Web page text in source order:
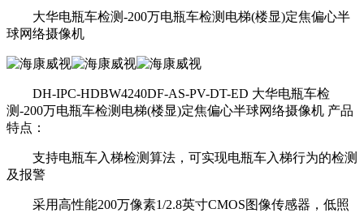
大华电瓶车检测-200万电瓶车检测电梯(楼显)定焦偏心半
球网络摄像机
DH-IPC-HDBW4240DF-AS-PV-DT-ED 大华电瓶车检
测-200万电瓶车检测电梯(楼显)定焦偏心半球网络摄像机 产品
特点：
支持电瓶车入梯检测算法，可实现电瓶车入梯行为的检测
及报警
采用高性能200万像素1/2.8英寸CMOS图像传感器，低照